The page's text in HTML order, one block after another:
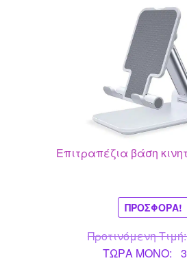
Επιτραπέζια βάση
ΠΡΟΣΦΟΡΆ!
Προτινόμενη
ΤΩΡΑ MONO: